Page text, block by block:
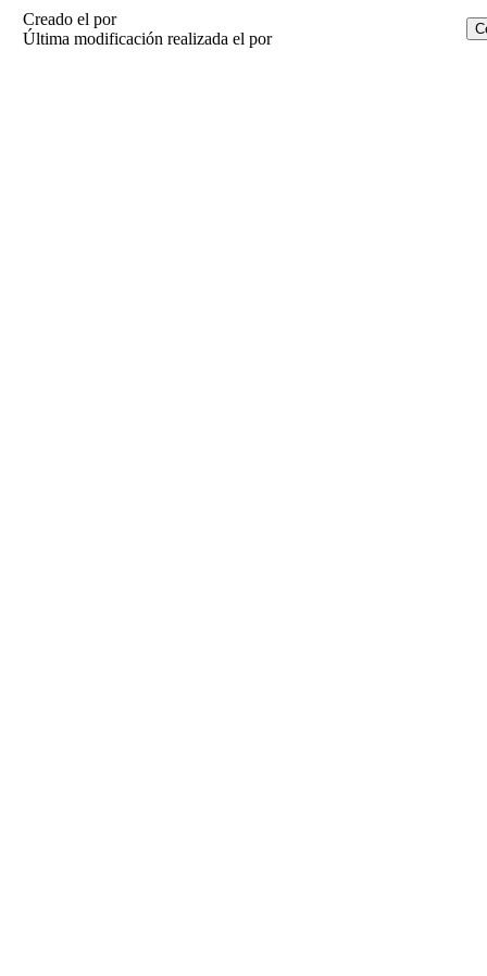
Creado el por
Última modificación realizada el por